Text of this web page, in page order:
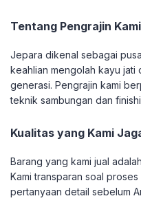
Tentang Pengrajin Kami
Jepara dikenal sebagai
keahlian mengolah kayu
generasi. Pengrajin kami
teknik sambungan dan
Kualitas yang Kami
Barang yang kami jual
Kami transparan soal
pertanyaan detail sebelum